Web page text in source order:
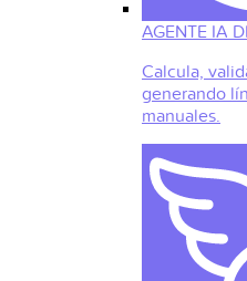
AGENTE IA
Calcula,
generando
manuales.